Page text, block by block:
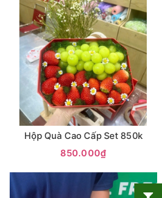
Hộp Quà Cao Cấp Set 850k
850.000₫